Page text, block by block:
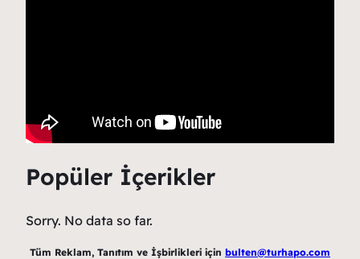
Popüler İçerikler
Sorry. No data so far.
Tüm Reklam, Tanıtım ve İşbirlikleri için bulten@turhapo.com